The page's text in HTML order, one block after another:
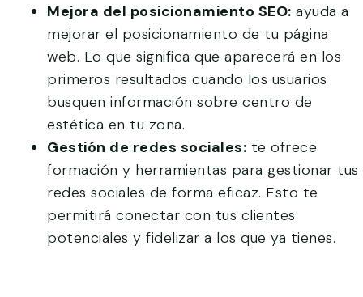
Mejora del posicionamiento SEO: ayuda a
mejorar el posicionamiento de tu página
web. Lo que significa que aparecerá en los
primeros resultados cuando los usuarios
busquen información sobre centro de
estética en tu zona.
Gestión de redes sociales: te ofrece
formación y herramientas para gestionar tus
redes sociales de forma eficaz. Esto te
permitirá conectar con tus clientes
potenciales y fidelizar a los que ya tienes.